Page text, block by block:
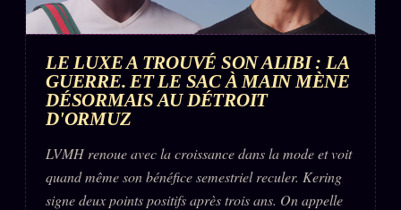
LE LUXE A TROUVÉ SON ALIBI : LA
GUERRE. ET LE SAC À MAIN MÈNE
DÉSORMAIS AU DÉTROIT
D'ORMUZ
LVMH renoue avec la croissance dans la mode et voit
quand même son bénéfice semestriel reculer. Kering
signe deux points positifs après trois ans. On appelle